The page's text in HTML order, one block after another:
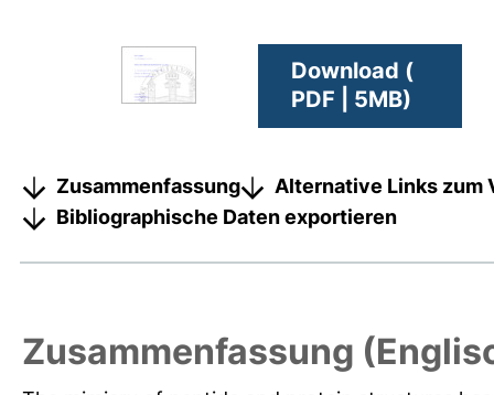
Download (
PDF | 5MB)
Zusammenfassung
Alternative Links zum
Bibliographische Daten exportieren
Zusammenfassung